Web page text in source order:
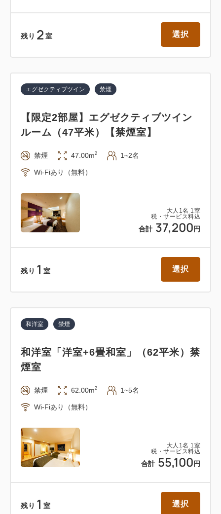
残り 2 室 選択
大人 1名 1室
税・サービス料込
合計 37,200 円
エグゼクティブツイン 禁煙
【限定2部屋】エグゼクティブツイン
ルーム（47平米）【禁煙室】
禁煙 47.00m2 1~2名
Wi-Fiあり（無料）
残り 1 室 選択
大人 1名 1室
税・サービス料込
合計 55,100 円
和洋室 禁煙
和洋室「洋室+6畳和室」（62平米）禁
煙室
禁煙 62.00m2 1~5名
Wi-Fiあり（無料）
残り 1 室 選択